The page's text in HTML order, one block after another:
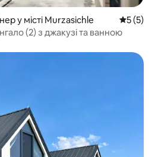
у місті Murzasichle Середня
5 (5)
(2) з джакузі та ванною